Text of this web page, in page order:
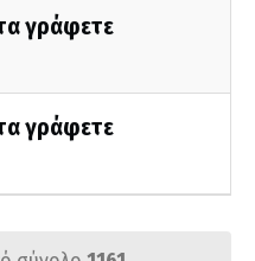
γράφετε
γράφετε